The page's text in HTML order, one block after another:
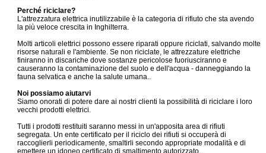
Perché riciclare?
L'attrezzatura elettrica inutilizzabile è la categoria di rifiuto che sta avendo
la più veloce crescita in Inghilterra.
Molti articoli elettrici possono essere riparati oppure riciclati, salvando molte
risorse naturali e l'ambiente. Se non riciclate, le attrezzature elettriche
finiranno in discariche dove sostanze pericolose fuoriusciranno e
causeranno la contaminazione del suolo e dell'acqua - danneggiando la
fauna selvatica e anche la salute umana..
Noi possiamo aiutarvi
Siamo onorati di potere dare ai nostri clienti la possibilità di riciclare i loro
vecchi prodotti elettrici.
Tutti i prodotti restituiti saranno messi in un'apposita area di rifiuti
segregata. Un ente certificato per il riciclo dei rifiuti si occuperà di
raccoglierli periodicamente, smaltirli secondo appropriate modalità e di
emettere un idoneo certificato di smaltimento autorizzato.